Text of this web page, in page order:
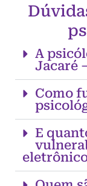
A
Jacaré
Como
E